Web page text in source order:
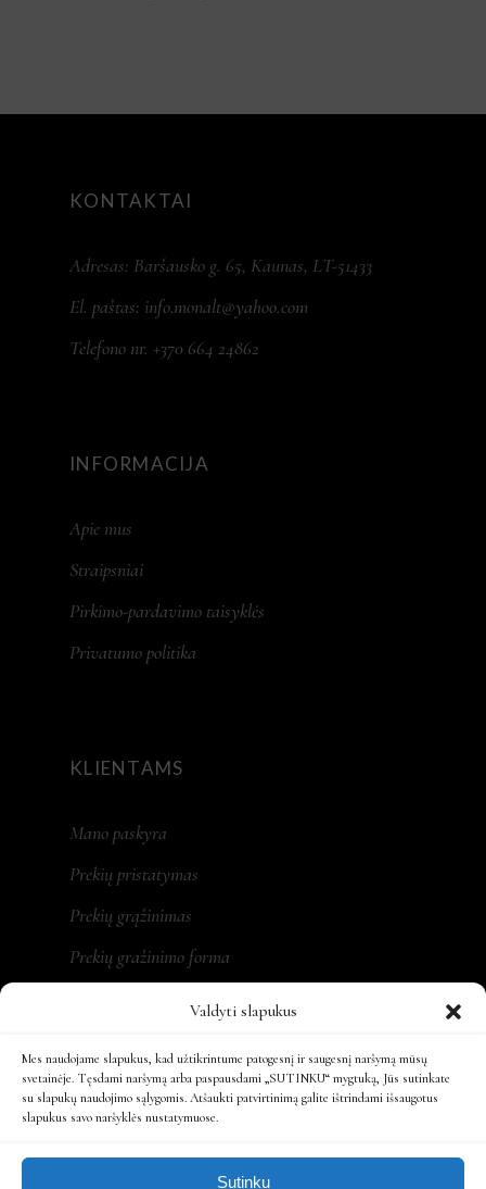
Valdyti slapukus
Mes naudojame slapukus, kad užtikrintume patogesnį ir saugesnį naršymą mūsų
svetainėje. Tęsdami naršymą arba paspausdami „SUTINKU“ mygtuką, Jūs sutinkate
su slapukų naudojimo sąlygomis. Atšaukti patvirtinimą galite ištrindami išsaugotus
slapukus savo naršyklės nustatymuose.
Sutinku
KONTAKTAI
Adresas: Baršausko g. 65, Kaunas, LT-51433
El. paštas: info.monalt@yahoo.com
Telefono nr. +370 664 24862
INFORMACIJA
Apie mus
Straipsniai
Pirkimo-pardavimo taisyklės
Privatumo politika
KLIENTAMS
Mano paskyra
Prekių pristatymas
Prekių grąžinimas
Prekių gražinimo forma
REKVIZITAI